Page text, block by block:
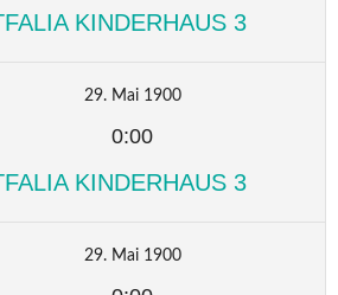
KINDERHAUS 3
29. Mai 1900
0:00
KINDERHAUS 3
29. Mai 1900